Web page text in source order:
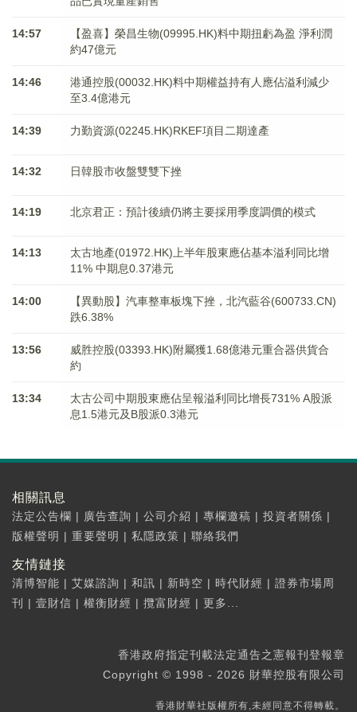
14:57
【盈喜】榮昌生物(09995.HK)料中期扭虧為盈 淨利潤
約47億元
14:46
港通控股(00032.HK)料中期權益持有人應佔溢利減少
至3.4億港元
14:39 力勤資源(02245.HK)RKEF項目二期達產
14:32 日韓股市收盤雙雙下挫
14:19 北京君正：預計後續仍將主要採用季度調價的模式
14:13
太古地產(01972.HK)上半年股東應佔基本溢利同比增
11% 中期息0.37港元
14:00
【異動股】汽車整車板塊下挫，北汽藍谷(600733.CN)
跌6.38%
13:56
威胜控股(03393.HK)附屬獲1.68億港元重合器供貨合
約
13:34
太古公司中期股東應佔呈報溢利同比增長731% A股派
息1.5港元及B股派0.3港元
相關訊息
法定公告欄 | 廣告查詢 | 公司介紹 | 專欄邀稿 | 投資者關係 |
版權聲明 | 重要聲明 | 私隱政策 | 聯絡我們
友情鏈接
清博智能 | 艾媒諮詢 | 和訊 | 新時空 | 時代財經 | 證券市場周
刊
| 壹財信 | 權衡財經 | 攬富財經 | 更多...
香港政府指定刊載法定通告之憲報刊登報章
Copyright © 1998 - 2026 財華控股有限公司
香港財華社版權所有,未經同意不得轉載。